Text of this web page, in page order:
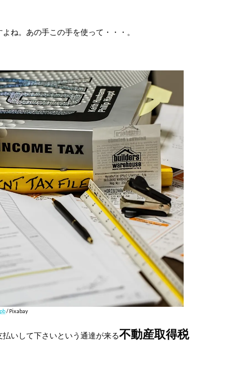
ね。あの手この手を使って・・・。
/ Pixabay
いして下さいという通達が来る不動産取得税